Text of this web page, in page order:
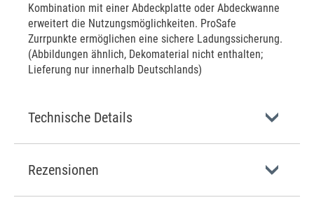
Kombination mit einer Abdeckplatte oder Abdeckwanne
erweitert die Nutzungsmöglichkeiten. ProSafe
Zurrpunkte ermöglichen eine sichere Ladungssicherung.
(Abbildungen ähnlich, Dekomaterial nicht enthalten;
Lieferung nur innerhalb Deutschlands)
Technische Details
Rezensionen